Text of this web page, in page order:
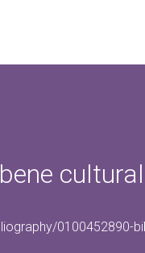
0100452890-